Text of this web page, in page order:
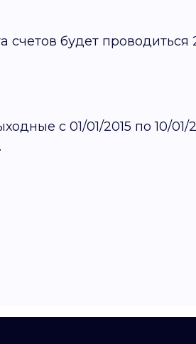
будет проводиться
с 01/01/2015 по 10/01/